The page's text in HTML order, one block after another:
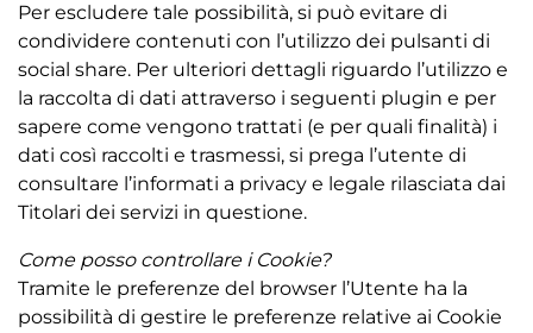
Per escludere tale possibilità, si può evitare di
condividere contenuti con l’utilizzo dei pulsanti di
social share. Per ulteriori dettagli riguardo l’utilizzo e
la raccolta di dati attraverso i seguenti plugin e per
sapere come vengono trattati (e per quali finalità) i
dati così raccolti e trasmessi, si prega l’utente di
consultare l’informati a privacy e legale rilasciata dai
Titolari dei servizi in questione.
Come posso controllare i Cookie?
Tramite le preferenze del browser l’Utente ha la
possibilità di gestire le preferenze relative ai Cookie